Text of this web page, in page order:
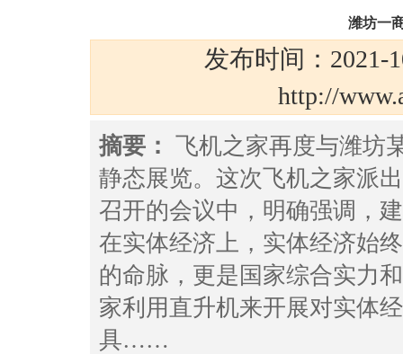
潍坊一
发布时间：2021-
http://
摘要： 飞机之家再度与潍坊
静态展览。这次飞机之家派
召开的会议中，明确强调，
在实体经济上，实体经济始
的命脉，更是国家综合实力
家利用直升机来开展对实体
具……